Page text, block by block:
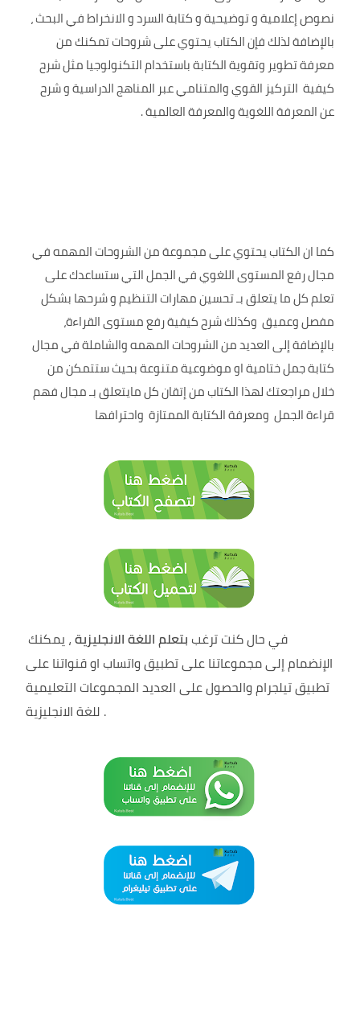
نصوص إعلامية و توضيحية و كتابة السرد و الانخراط في البحث ،
بالإضافة لذلك فإن الكتاب يحتوي على شروحات تمكنك من
معرفة تطوير وتقوية الكتابة باستخدام التكنولوجيا مثل شرح
كيفية التركيز القوي والمتنامي عبر المناهج الدراسية و شرح
عن المعرفة اللغوية والمعرفة العالمية .
كما ان الكتاب يحتوي على مجموعة من الشروحات المهمه في
مجال رفع المستوى اللغوي في الجمل التي ستساعدك على
تعلم كل ما يتعلق بـ تحسين مهارات التنظيم و شرحها بشكل
مفصل وعميق وكذلك شرح كيفية رفع مستوى القراءة،
بالإضافة إلى العديد من الشروحات المهمه والشاملة في مجال
كتابة جمل ختامية او موضوعية متنوعة بحيث ستتمكن من
خلال مراجعتك لهذا الكتاب من إتقان كل مايتعلق بـ مجال فهم
قراءة الجمل ومعرفة الكتابة الممتازة واحترافها
في حال كنت ترغب بتعلم اللغة الانجليزية، يمكنك
الإنضمام إلى مجموعاتنا على تطبيق واتساب او قنواتنا على
تطبيق تيلجرام والحصول على العديد المجموعات التعليمية
.